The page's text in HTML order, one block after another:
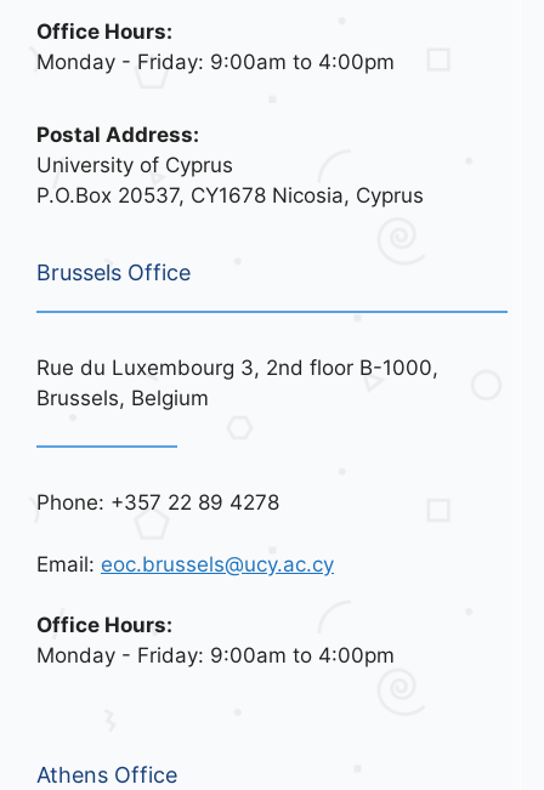
Office Hours:
Monday - Friday: 9:00am to 4:00pm
Postal Address:
University of Cyprus
P.O.Box 20537, CY1678 Nicosia, Cyprus
Brussels Office
Rue du Luxembourg 3, 2nd floor B-1000,
Brussels, Belgium
Phone: +357 22 89 4278
Email: eoc.brussels@ucy.ac.cy
Office Hours:
Monday - Friday: 9:00am to 4:00pm
Athens Office